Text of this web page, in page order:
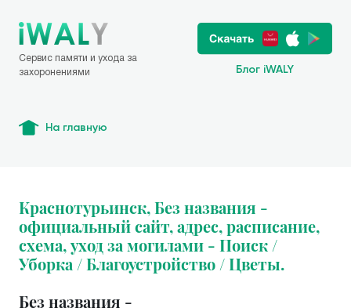
Сервис памяти и ухода за
захоронениями
Блог iWALY
На главную
Краснотурьинск, Без названия -
официальный сайт, адрес, расписание,
схема, уход за могилами - Поиск /
Уборка / Благоустройство / Цветы.
Без названия -